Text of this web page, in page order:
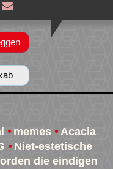
memes
Acacia
Niet-estetische
die eindigen